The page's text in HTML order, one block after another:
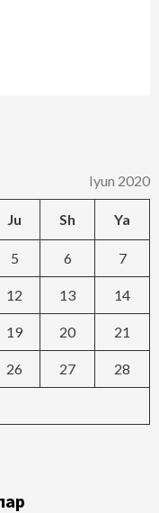
Iyun 2020
Ju Sh Ya
5 6 7
12 13 14
19 20 21
26 27 28